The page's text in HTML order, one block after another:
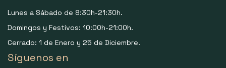
Lunes a Sábado de 8:30h-21:30h.
Domingos y Festivos: 10:00h-21:00h.
Cerrado: 1 de Enero y 25 de Diciembre.
Síguenos en